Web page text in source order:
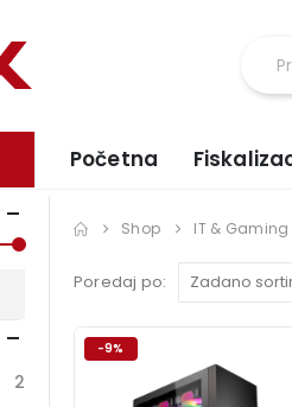
Početna
Shop IT & Gaming
Poredaj po:
-9%
2